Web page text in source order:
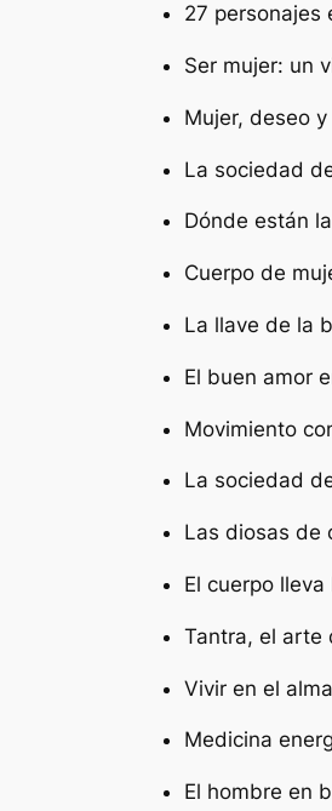
27 personajes
Ser mujer: un
Mujer, deseo y
La sociedad
Dónde están
Cuerpo de
La llave de la
El buen amor
Movimiento
La sociedad
Las diosas de
El cuerpo
Tantra, el arte
Vivir en el
Medicina
El hombre en